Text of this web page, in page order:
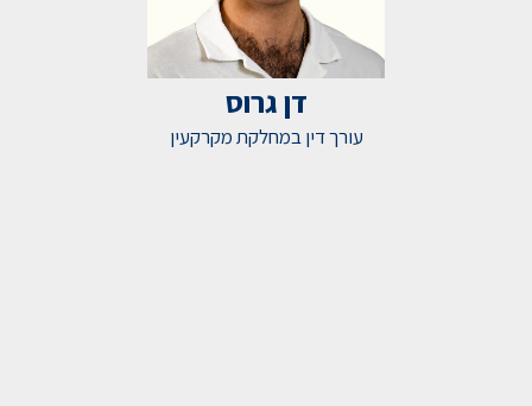
דן גרוס
עורך דין במחלקת מקרקעין